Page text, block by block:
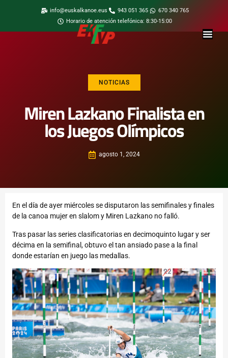
info@euskalkanoe.eus 943 051 365
670 340 765
Horario de atención telefónica: 8:30-15:00
NOTICIAS
Miren Lazkano Finalista en
los Juegos Olímpicos
agosto 1, 2024
En el día de ayer miércoles se disputaron las semifinales y finales
de la canoa mujer en slalom y Miren Lazkano no falló.
Tras pasar las series clasificatorias en decimoquinto lugar y ser
décima en la semifinal, obtuvo el tan ansiado pase a la final
donde estarían en juego las medallas.